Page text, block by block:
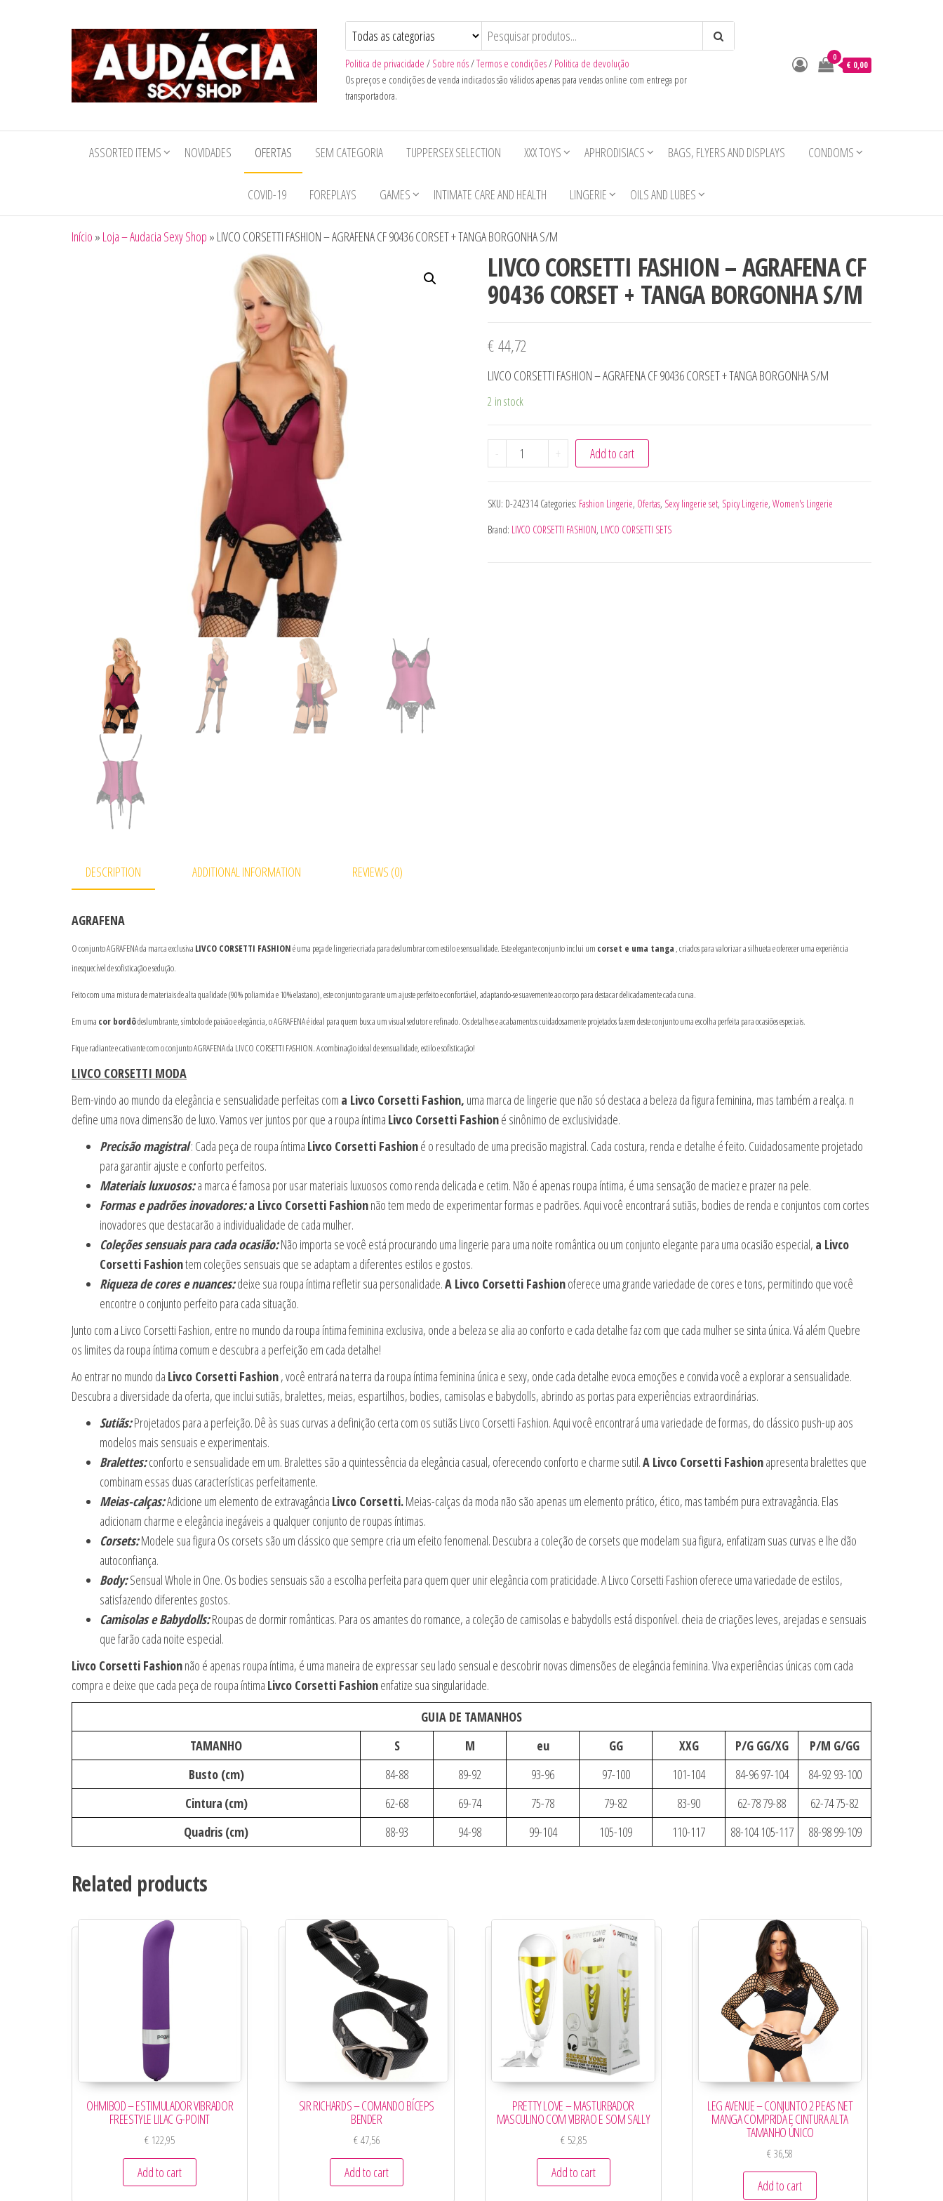
Sexy
Shop
Politica de privacidade / Sobre nós/Termos e condições/ Politica de devolução
Os preços e condições de venda indicados são válidos apenas para vendas online com entrega por
transportadora.
0
€ 0,00
ASSORTED ITEMS NOVIDADES OFERTAS SEM CATEGORIA TUPPERSEX SELECTION XXX TOYS APHRODISIACS BAGS, FLYERS AND DISPLAYS CONDOMS
COVID-19 FOREPLAYS GAMES INTIMATE CARE AND HEALTH LINGERIE OILS AND LUBES
Início » Loja – Audacia Sexy Shop » LIVCO CORSETTI FASHION – AGRAFENA CF 90436 CORSET + TANGA BORGONHA S/M
LIVCO CORSETTI FASHION – AGRAFENA CF
90436 CORSET + TANGA BORGONHA S/M
€44,72
LIVCO CORSETTI FASHION – AGRAFENA CF 90436 CORSET + TANGA BORGONHA S/M
2 in stock
- LIVCO CORSETTI FASHION - AGRAFENA CF 90436 CORSET + TANGA BORGONHA S/M
+ Add to cart
SKU: D-242314 Categories: Fashion Lingerie, Ofertas, Sexy lingerie set, Spicy Lingerie, Women's Lingerie
Brand: LIVCO CORSETTI FASHION, LIVCO CORSETTI SETS
DESCRIPTION ADDITIONAL INFORMATION REVIEWS (0)
AGRAFENA
O conjunto AGRAFENA da marca exclusiva LIVCO CORSETTI FASHIONé uma peça de lingerie criada para deslumbrar com estilo e sensualidade. Este elegante conjunto inclui um corset e uma tanga , criados para valorizar a silhueta e oferecer uma experiência
inesquecível de sofisticação e sedução.
Feito com uma mistura de materiais de alta qualidade (90% poliamida e 10% elastano), este conjunto garante um ajuste perfeito e confortável, adaptando-se suavemente ao corpo para destacar delicadamente cada curva.
Em uma cor bordôdeslumbrante, símbolo de paixão e elegância, o AGRAFENA é ideal para quem busca um visual sedutor e refinado. Os detalhes e acabamentos cuidadosamente projetados fazem deste conjunto uma escolha perfeita para ocasiões especiais.
Fique radiante e cativante com o conjunto AGRAFENA da LIVCO CORSETTI FASHION. A combinação ideal de sensualidade, estilo e sofisticação!
LIVCO CORSETTI MODA
Bem-vindo ao mundo da elegância e sensualidade perfeitas com a Livco Corsetti Fashion, uma marca de lingerie que não só destaca a beleza da figura feminina, mas também a realça. n
define uma nova dimensão de luxo. Vamos ver juntos por que a roupa íntima Livco Corsetti Fashioné sinônimo de exclusividade.
Precisão magistral: Cada peça de roupa íntima Livco Corsetti Fashioné o resultado de uma precisão magistral. Cada costura, renda e detalhe é feito. Cuidadosamente projetado
para garantir ajuste e conforto perfeitos.
Materiais luxuosos:a marca é famosa por usar materiais luxuosos como renda delicada e cetim. Não é apenas roupa íntima, é uma sensação de maciez e prazer na pele.
Formas e padrões inovadores:a Livco Corsetti Fashionnão tem medo de experimentar formas e padrões. Aqui você encontrará sutiãs, bodies de renda e conjuntos com cortes
inovadores que destacarão a individualidade de cada mulher.
Coleções sensuais para cada ocasião:Não importa se você está procurando uma lingerie para uma noite romântica ou um conjunto elegante para uma ocasião especial, a Livco
Corsetti Fashiontem coleções sensuais que se adaptam a diferentes estilos e gostos.
Riqueza de cores e nuances:deixe sua roupa íntima refletir sua personalidade.A Livco Corsetti Fashionoferece uma grande variedade de cores e tons, permitindo que você
encontre o conjunto perfeito para cada situação.
Junto com a Livco Corsetti Fashion, entre no mundo da roupa íntima feminina exclusiva, onde a beleza se alia ao conforto e cada detalhe faz com que cada mulher se sinta única. Vá além Quebre
os limites da roupa íntima comum e descubra a perfeição em cada detalhe!
Ao entrar no mundo da Livco Corsetti Fashion, você entrará na terra da roupa íntima feminina única e sexy, onde cada detalhe evoca emoções e convida você a explorar a sensualidade.
Descubra a diversidade da oferta, que inclui sutiãs, bralettes, meias, espartilhos, bodies, camisolas e babydolls, abrindo as portas para experiências extraordinárias.
Sutiãs:Projetados para a perfeição. Dê às suas curvas a definição certa com os sutiãs Livco Corsetti Fashion. Aqui você encontrará uma variedade de formas, do clássico push-up aos
modelos mais sensuais e experimentais.
Bralettes:conforto e sensualidade em um. Bralettes são a quintessência da elegância casual, oferecendo conforto e charme sutil.A Livco Corsetti Fashionapresenta bralettes que
combinam essas duas características perfeitamente.
Meias-calças:Adicione um elemento de extravagância Livco Corsetti.Meias-calças da moda não são apenas um elemento prático, ético, mas também pura extravagância. Elas
adicionam charme e elegância inegáveis a qualquer conjunto de roupas íntimas.
Corsets:Modele sua figura Os corsets são um clássico que sempre cria um efeito fenomenal. Descubra a coleção de corsets que modelam sua figura, enfatizam suas curvas e lhe dão
autoconfiança.
Body:Sensual Whole in One. Os bodies sensuais são a escolha perfeita para quem quer unir elegância com praticidade. A Livco Corsetti Fashion oferece uma variedade de estilos,
satisfazendo diferentes gostos.
Camisolas e Babydolls:Roupas de dormir românticas. Para os amantes do romance, a coleção de camisolas e babydolls está disponível. cheia de criações leves, arejadas e sensuais
que farão cada noite especial.
Livco Corsetti Fashionnão é apenas roupa íntima, é uma maneira de expressar seu lado sensual e descobrir novas dimensões de elegância feminina. Viva experiências únicas com cada
compra e deixe que cada peça de roupa íntima Livco Corsetti Fashionenfatize sua singularidade.
GUIA DE TAMANHOS
TAMANHO
S M eu GG XXG P/G GG/XG
P/M G/GG
Busto (cm)
84-88 89-92 93-96 97-100 101-104 84-96 97-104
84-92 93-100
Cintura (cm) 62-68 69-74 75-78 79-82 83-90 62-78 79-88
62-74 75-82
Quadris (cm) 88-93 94-98 99-104 105-109 110-117 88-104 105-117 88-98 99-109
Related products
OHMIBOD – ESTIMULADOR VIBRADOR
FREESTYLE LILAC G-POINT
€ 122,95
Add to cart
SIR RICHARDS – COMANDO BÍCEPS
BENDER
€47,56
Add to cart
PRETTY LOVE – MASTURBADOR
MASCULINO COM VIBRAO E SOM SALLY
€52,85
Add to cart
LEG AVENUE – CONJUNTO 2 PEAS NET
MANGA COMPRIDA E CINTURA ALTA
TAMANHO ÚNICO
€36,58
Add to cart